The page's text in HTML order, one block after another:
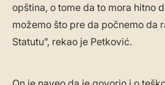
opština, o tome da to mora hitno
možemo što pre da počnemo da
Statutu”, rekao je Petković.